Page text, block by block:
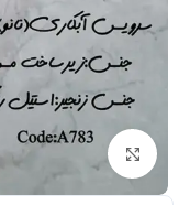
برای بزرگنمایی